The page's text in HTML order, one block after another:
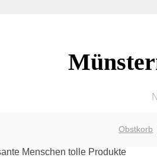
Obstkorb